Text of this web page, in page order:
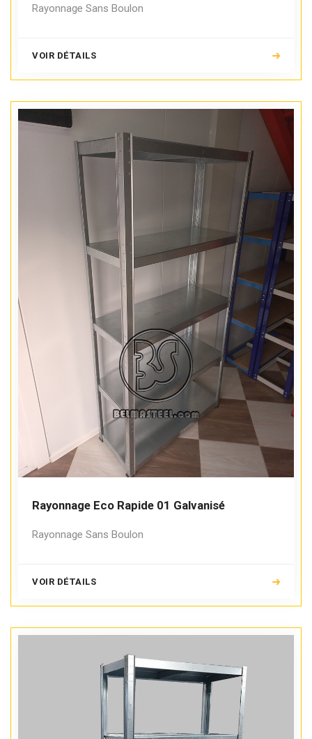
Rayonnage Sans Boulon
VOIR DÉTAILS
Rayonnage Eco Rapide 01 Galvanisé
Rayonnage Sans Boulon
VOIR DÉTAILS